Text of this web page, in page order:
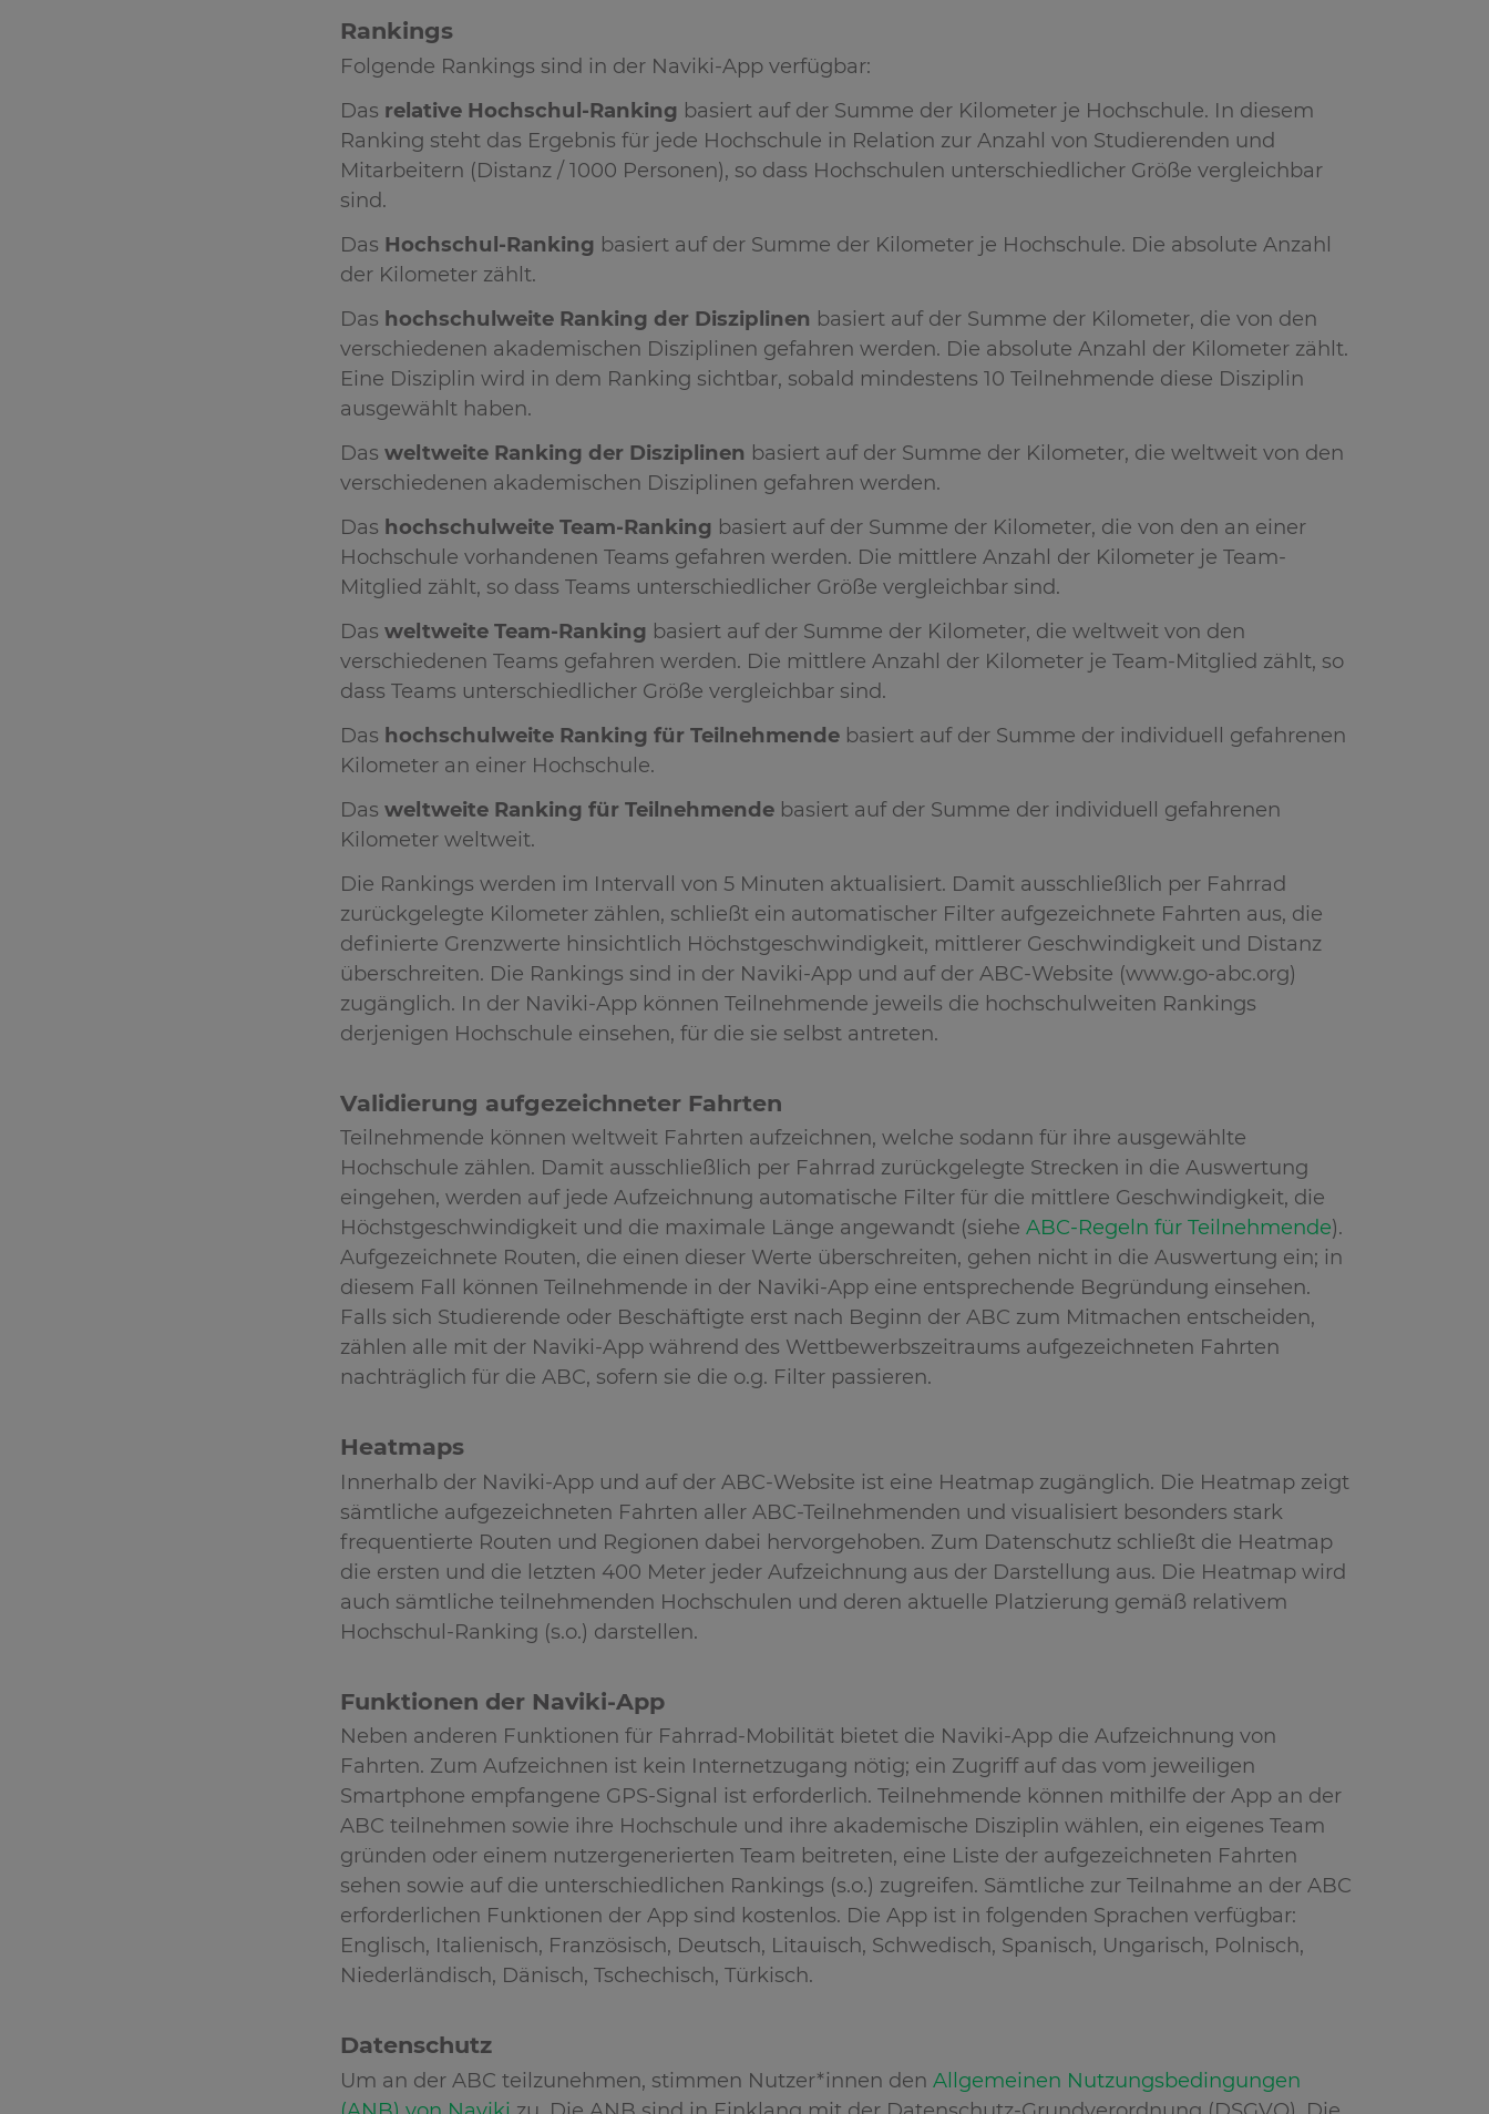
Rankings
Folgende Rankings sind in der Naviki-App verfügbar:
Das relative Hochschul-Ranking basiert auf der Summe der Kilometer je Hochschule. In diesem
Ranking steht das Ergebnis für jede Hochschule in Relation zur Anzahl von Studierenden und
Mitarbeitern (Distanz / 1000 Personen), so dass Hochschulen unterschiedlicher Größe vergleichbar
sind.
Das Hochschul-Ranking basiert auf der Summe der Kilometer je Hochschule. Die absolute Anzahl
der Kilometer zählt.
Das hochschulweite Ranking der Disziplinen basiert auf der Summe der Kilometer, die von den
verschiedenen akademischen Disziplinen gefahren werden. Die absolute Anzahl der Kilometer zählt.
Eine Disziplin wird in dem Ranking sichtbar, sobald mindestens 10 Teilnehmende diese Disziplin
ausgewählt haben.
Das weltweite Ranking der Disziplinen basiert auf der Summe der Kilometer, die weltweit von den
verschiedenen akademischen Disziplinen gefahren werden.
Das hochschulweite Team-Ranking basiert auf der Summe der Kilometer, die von den an einer
Hochschule vorhandenen Teams gefahren werden. Die mittlere Anzahl der Kilometer je Team-
Mitglied zählt, so dass Teams unterschiedlicher Größe vergleichbar sind.
Das weltweite Team-Ranking basiert auf der Summe der Kilometer, die weltweit von den
verschiedenen Teams gefahren werden. Die mittlere Anzahl der Kilometer je Team-Mitglied zählt, so
dass Teams unterschiedlicher Größe vergleichbar sind.
Das hochschulweite Ranking für Teilnehmende basiert auf der Summe der individuell gefahrenen
Kilometer an einer Hochschule.
Das weltweite Ranking für Teilnehmende basiert auf der Summe der individuell gefahrenen
Kilometer weltweit.
Die Rankings werden im Intervall von 5 Minuten aktualisiert. Damit ausschließlich per Fahrrad
zurückgelegte Kilometer zählen, schließt ein automatischer Filter aufgezeichnete Fahrten aus, die
definierte Grenzwerte hinsichtlich Höchstgeschwindigkeit, mittlerer Geschwindigkeit und Distanz
überschreiten. Die Rankings sind in der Naviki-App und auf der ABC-Website (www.go-abc.org)
zugänglich. In der Naviki-App können Teilnehmende jeweils die hochschulweiten Rankings
derjenigen Hochschule einsehen, für die sie selbst antreten.
Validierung aufgezeichneter Fahrten
Teilnehmende können weltweit Fahrten aufzeichnen, welche sodann für ihre ausgewählte
Hochschule zählen. Damit ausschließlich per Fahrrad zurückgelegte Strecken in die Auswertung
eingehen, werden auf jede Aufzeichnung automatische Filter für die mittlere Geschwindigkeit, die
Höchstgeschwindigkeit und die maximale Länge angewandt (siehe ABC-Regeln für Teilnehmende).
Aufgezeichnete Routen, die einen dieser Werte überschreiten, gehen nicht in die Auswertung ein; in
diesem Fall können Teilnehmende in der Naviki-App eine entsprechende Begründung einsehen.
Falls sich Studierende oder Beschäftigte erst nach Beginn der ABC zum Mitmachen entscheiden,
zählen alle mit der Naviki-App während des Wettbewerbszeitraums aufgezeichneten Fahrten
nachträglich für die ABC, sofern sie die o.g. Filter passieren.
Heatmaps
Innerhalb der Naviki-App und auf der ABC-Website ist eine Heatmap zugänglich. Die Heatmap zeigt
sämtliche aufgezeichneten Fahrten aller ABC-Teilnehmenden und visualisiert besonders stark
frequentierte Routen und Regionen dabei hervorgehoben. Zum Datenschutz schließt die Heatmap
die ersten und die letzten 400 Meter jeder Aufzeichnung aus der Darstellung aus. Die Heatmap wird
auch sämtliche teilnehmenden Hochschulen und deren aktuelle Platzierung gemäß relativem
Hochschul-Ranking (s.o.) darstellen.
Funktionen der Naviki-App
Neben anderen Funktionen für Fahrrad-Mobilität bietet die Naviki-App die Aufzeichnung von
Fahrten. Zum Aufzeichnen ist kein Internetzugang nötig; ein Zugriff auf das vom jeweiligen
Smartphone empfangene GPS-Signal ist erforderlich. Teilnehmende können mithilfe der App an der
ABC teilnehmen sowie ihre Hochschule und ihre akademische Disziplin wählen, ein eigenes Team
gründen oder einem nutzergenerierten Team beitreten, eine Liste der aufgezeichneten Fahrten
sehen sowie auf die unterschiedlichen Rankings (s.o.) zugreifen. Sämtliche zur Teilnahme an der ABC
erforderlichen Funktionen der App sind kostenlos. Die App ist in folgenden Sprachen verfügbar:
Englisch, Italienisch, Französisch, Deutsch, Litauisch, Schwedisch, Spanisch, Ungarisch, Polnisch,
Niederländisch, Dänisch, Tschechisch, Türkisch.
Datenschutz
Um an der ABC teilzunehmen, stimmen Nutzer*innen den Allgemeinen Nutzungsbedingungen